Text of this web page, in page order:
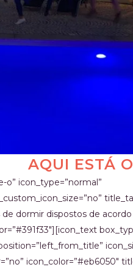
AQUI ESTÁ
o” icon_type=”normal”
de dormir dispostos de
icon_color=”#eb6050″